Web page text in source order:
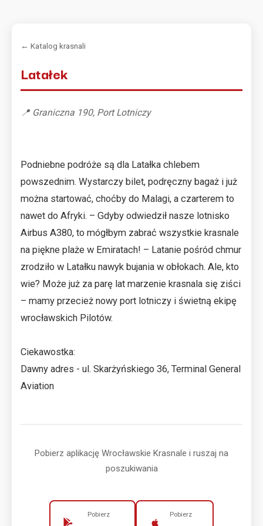
← Katalog krasnali
Latałek
📍 Graniczna 190, Port Lotniczy
Podniebne podróże są dla Latałka chlebem
powszednim. Wystarczy bilet, podręczny bagaż i już
można startować, choćby do Malagi, a czarterem to
nawet do Afryki. – Gdyby odwiedził nasze lotnisko
Airbus A380, to mógłbym zabrać wszystkie krasnale
na piękne plaże w Emiratach! – Latanie pośród chmur
zrodziło w Latałku nawyk bujania w obłokach. Ale, kto
wie? Może już za parę lat marzenie krasnala się ziści
– mamy przecież nowy port lotniczy i świetną ekipę
wrocławskich Pilotów.
Ciekawostka:
Dawny adres - ul. Skarżyńskiego 36, Terminal General
Aviation
Pobierz aplikację Wrocławskie Krasnale i ruszaj na
poszukiwania
Pobierz Pobierz